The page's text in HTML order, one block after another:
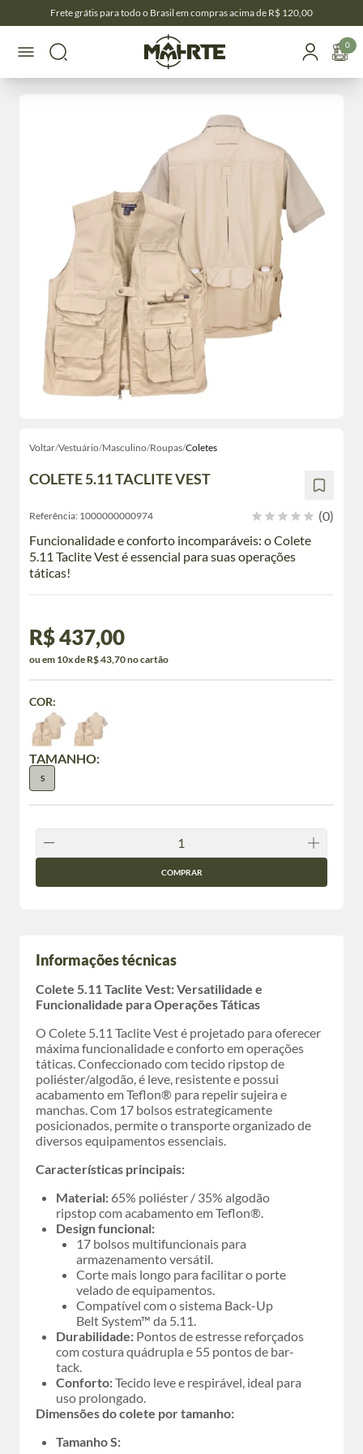
Frete grátis para todo o Brasil em compras acima de R$ 120,00
0
Voltar/Vestuário/Masculino/Roupas/Coletes
COLETE 5.11 TACLITE VEST
Referência: 1000000000974
(0)
Funcionalidade e conforto incomparáveis: o Colete
5.11 Taclite Vest é essencial para suas operações
táticas!
R$ 437,00
ou em 10x de R$ 43,70 no cartão
TAMANHO:
S
COR:
COMPRAR
Informações técnicas
Colete 5.11 Taclite Vest: Versatilidade e
Funcionalidade para Operações Táticas
O Colete 5.11 Taclite Vest é projetado para oferecer
máxima funcionalidade e conforto em operações
táticas. Confeccionado com tecido ripstop de
poliéster/algodão, é leve, resistente e possui
acabamento em Teflon® para repelir sujeira e
manchas. Com 17 bolsos estrategicamente
posicionados, permite o transporte organizado de
diversos equipamentos essenciais.
Características principais:
Material: 65% poliéster / 35% algodão
ripstop com acabamento em Teflon®.
Design funcional:
17 bolsos multifuncionais para
armazenamento versátil.
Corte mais longo para facilitar o porte
velado de equipamentos.
Compatível com o sistema Back-Up
Belt System™ da 5.11.
Durabilidade: Pontos de estresse reforçados
com costura quádrupla e 55 pontos de bar-
tack.
Conforto:Tecido leve e respirável, ideal para
uso prolongado.
Dimensões do colete por tamanho:
Tamanho S: